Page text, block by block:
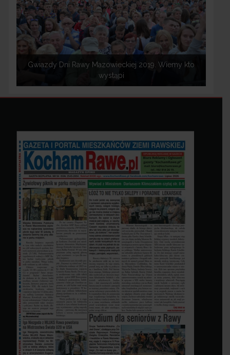
Gwiazdy Dni Rawy Mazowieckiej 2019. Wiemy kto
wystąpi